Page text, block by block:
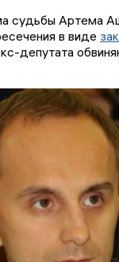
судьбы Артема
в виде
депутата